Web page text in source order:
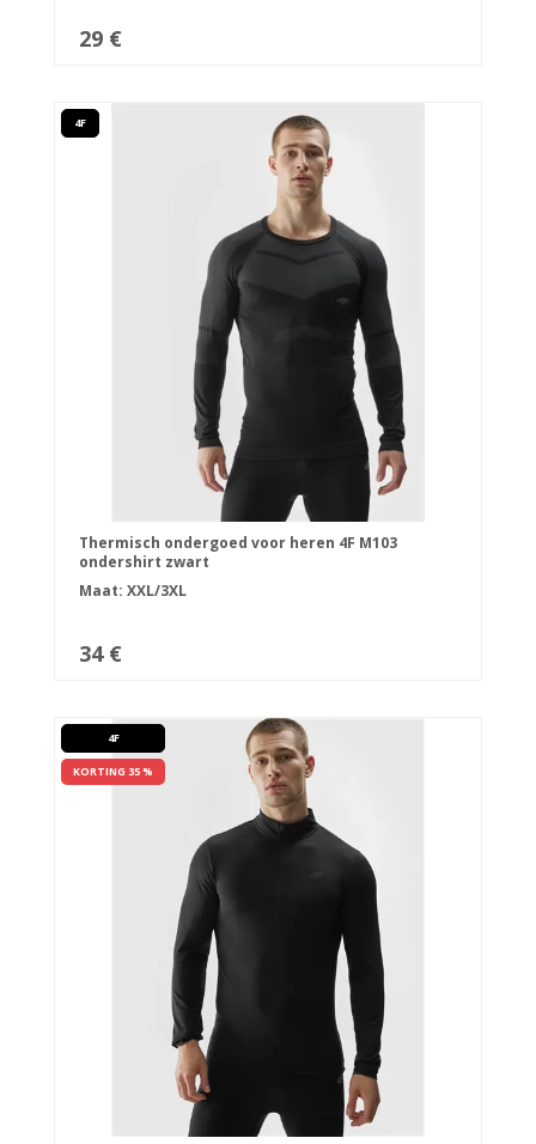
29 €
4F
Thermisch ondergoed voor heren 4F M103
ondershirt zwart
Maat: XXL/3XL
34 €
4F
KORTING 35 %